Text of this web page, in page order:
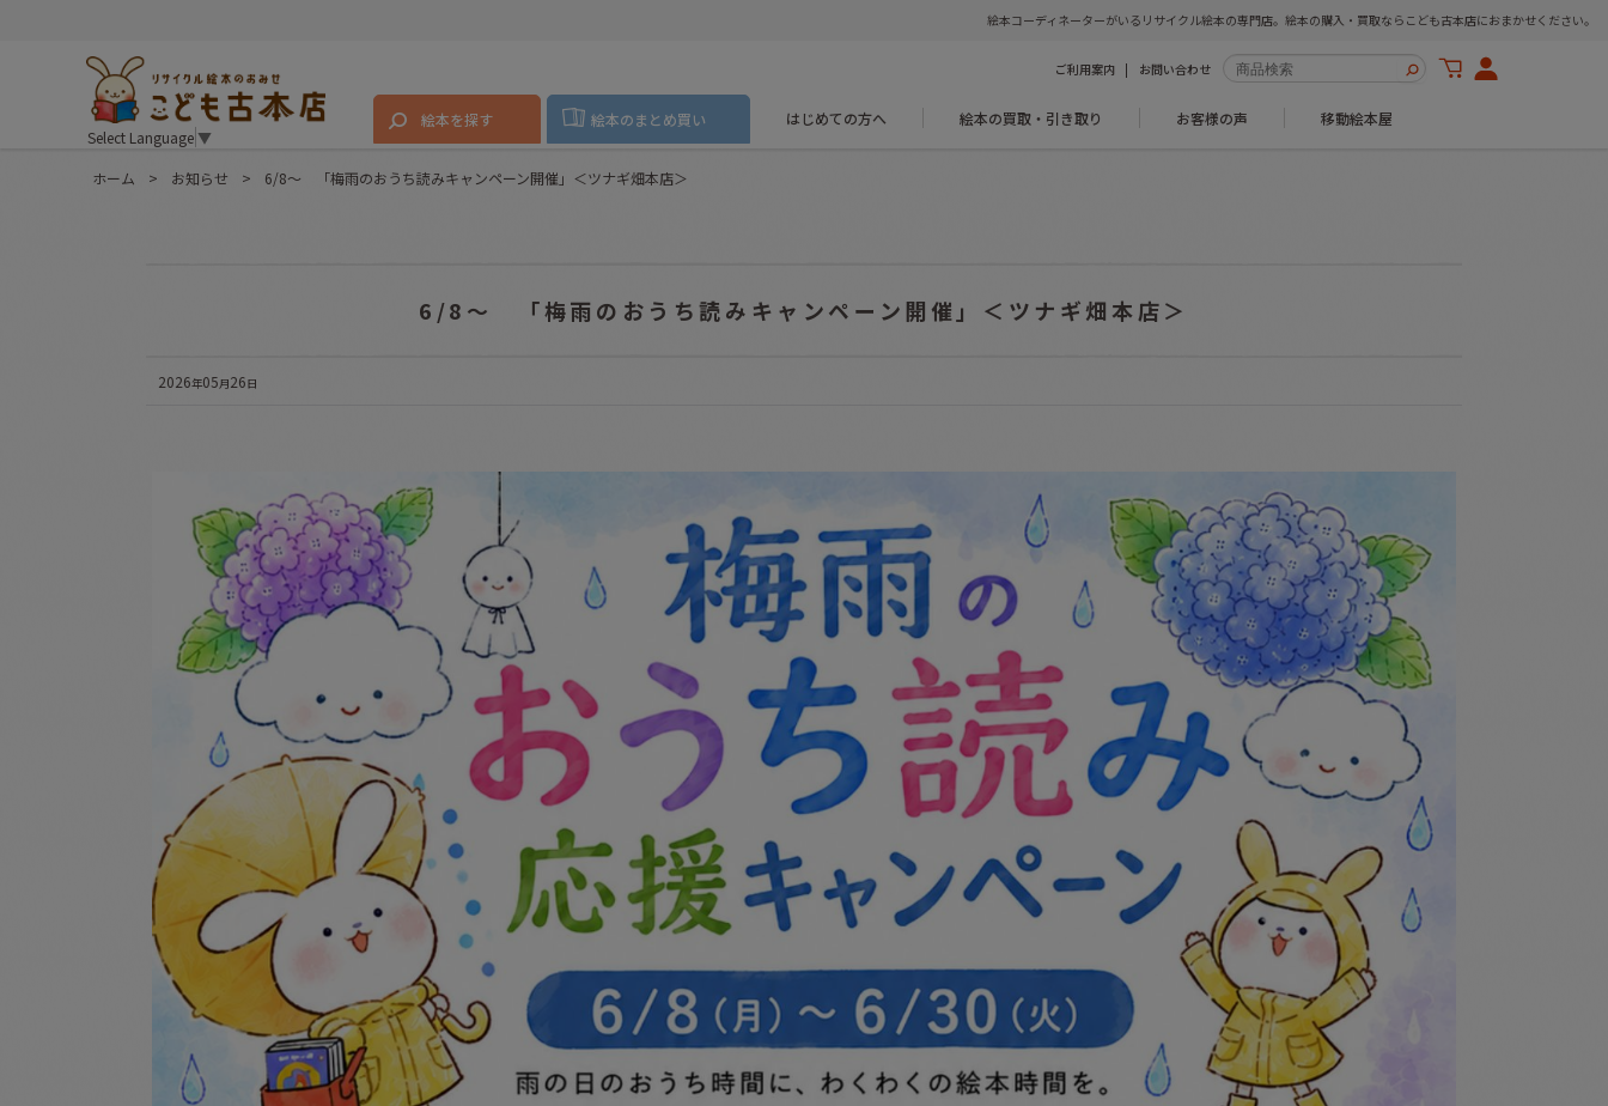
絵本コーディネーターがいるリサイクル絵本の専門店。絵本の購入・買取ならこども古本店におまかせください。
Select Language▼
ご利用案内 お問い合わせ
絵本を探す 絵本のまとめ買い はじめての方へ 絵本の買取・引き取り お客様の声 移動絵本屋
ホーム > お知らせ > 6/8～ 「梅雨のおうち読みキャンペーン開催」＜ツナギ畑本店＞
6/8～ 「梅雨のおうち読みキャンペーン開催」＜ツナギ畑本店＞
2026年05月26日